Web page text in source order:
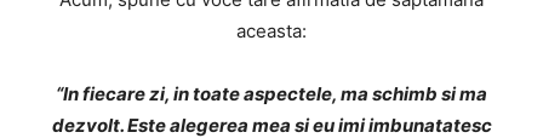
aceasta:
“In fiecare zi, in toate aspectele, ma schimb si ma
dezvolt. Este alegerea mea si eu imi imbunatatesc